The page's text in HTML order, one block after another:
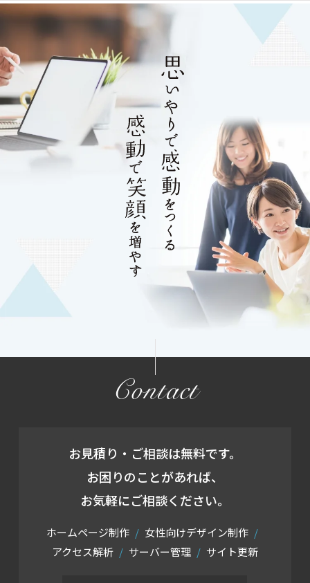
Contact
お見積り・ご相談は無料です。
お困りのことがあれば、
お気軽にご相談ください。
ホームページ制作
女性向けデザイン制作
アクセス解析
サーバー管理 サイト更新